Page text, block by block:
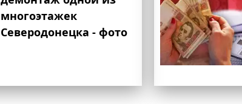
многоэтажек
Северодонецка - фото